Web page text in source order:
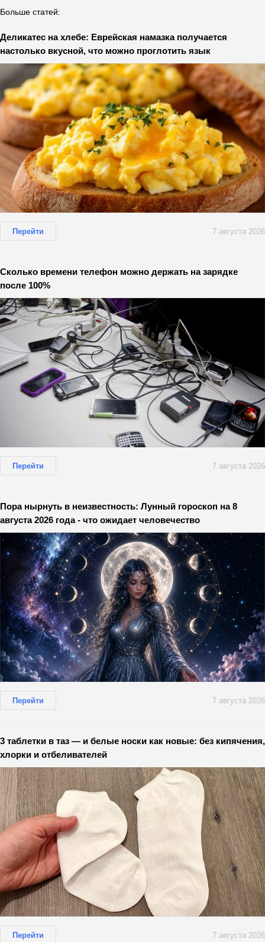
Больше статей:
Деликатес на хлебе: Еврейская намазка получается
настолько вкусной, что можно проглотить язык
Перейти 7 августа 2026
Сколько времени телефон можно держать на зарядке
после 100%
Перейти 7 августа 2026
Пора нырнуть в неизвестность: Лунный гороскоп на 8
августа 2026 года - что ожидает человечество
Перейти 7 августа 2026
3 таблетки в таз — и белые носки как новые: без кипячения,
хлорки и отбеливателей
Перейти 7 августа 2026